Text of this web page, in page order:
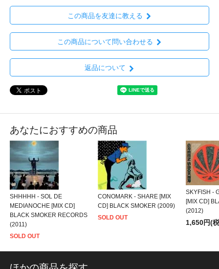
この商品を友達に教える
この商品について問い合わせる
返品について
あなたにおすすめの商品
SHHHHH - SOL DE
MEDIANOCHE [MIX CD]
BLACK SMOKER RECORDS
(2011)
SOLD OUT
CONOMARK - SHARE [MIX
CD] BLACK SMOKER (2009)
SOLD OUT
SKYFISH -
[MIX CD]
(2012)
1,650円(